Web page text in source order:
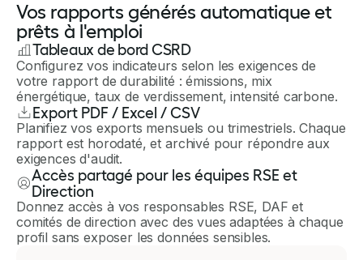
Vos rapports générés automatique et
prêts à l'emploi
Tableaux de bord CSRD
Configurez vos indicateurs selon les exigences de
votre rapport de durabilité : émissions, mix
énergétique, taux de verdissement, intensité carbone.
Export PDF / Excel / CSV
Planifiez vos exports mensuels ou trimestriels. Chaque
rapport est horodaté, et archivé pour répondre aux
exigences d'audit.
Accès partagé pour les équipes RSE et
Direction
Donnez accès à vos responsables RSE, DAF et
comités de direction avec des vues adaptées à chaque
profil sans exposer les données sensibles.